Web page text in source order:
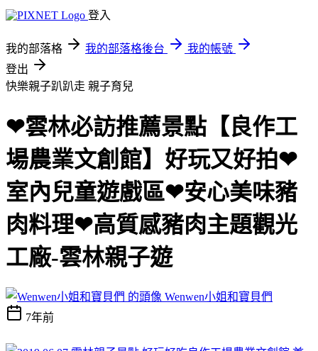
登入
我的部落格 我的部落格後台
我的帳號
登出
快樂親子趴趴走 親子育兒
❤雲林必訪推薦景點【良作工
場農業文創館】好玩又好拍❤
室內兒童遊戲區❤安心美味豬
肉料理❤高質感豬肉主題觀光
工廠-雲林親子遊
Wenwen小姐和寶貝們
7年前